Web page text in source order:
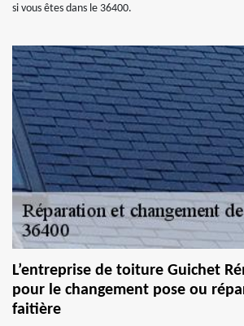
si vous êtes dans le 36400.
L’entreprise de toiture Guichet
pour le changement pose ou
faitière